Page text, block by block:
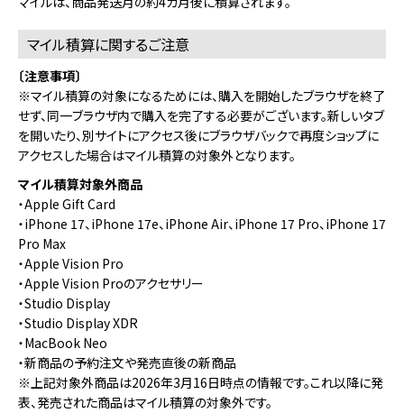
マイル積算に関するご注意
〔注意事項〕
※マイル積算の対象になるためには、購入を開始したブラウザを終了
せず、同一ブラウザ内で購入を完了する必要がございます。新しいタブ
を開いたり、別サイトにアクセス後にブラウザバックで再度ショップに
アクセスした場合はマイル積算の対象外となります。
マイル積算対象外商品
・Apple Gift Card
・iPhone 17、iPhone 17e、iPhone Air、iPhone 17 Pro、iPhone 17
Pro Max
・Apple Vision Pro
・Apple Vision Proのアクセサリー
・Studio Display
・Studio Display XDR
・MacBook Neo
・新商品の予約注文や発売直後の新商品
※上記対象外商品は2026年3月16日時点の情報です。これ以降に発
表、発売された商品はマイル積算の対象外です。